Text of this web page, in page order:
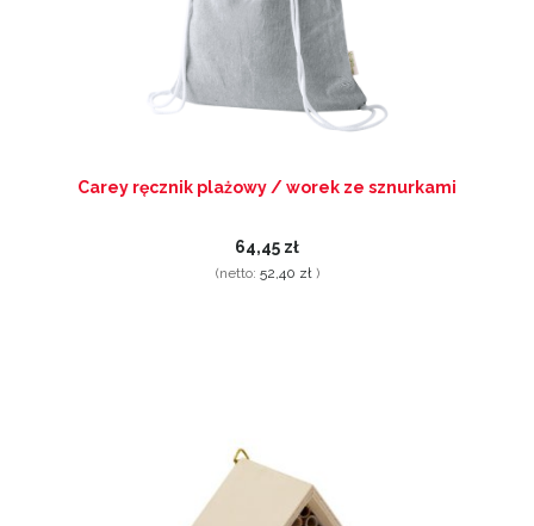
Carey ręcznik plażowy / worek ze sznurkami
64,45 zł
(netto: 52,40 zł)